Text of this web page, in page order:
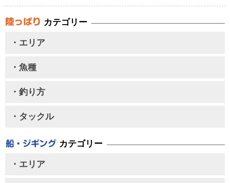
カテゴリー
・エリア
・魚種
・釣り方
・タックル
カテゴリー
・エリア